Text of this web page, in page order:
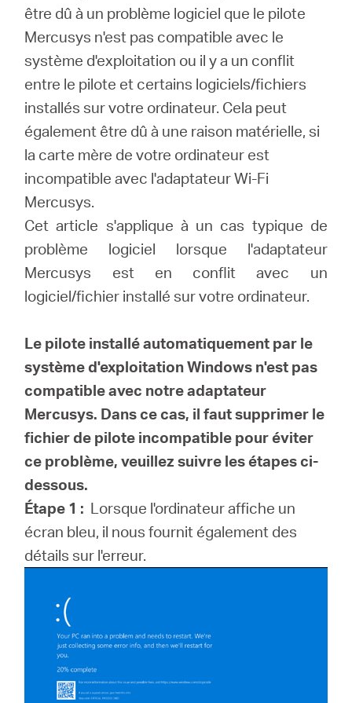
acheter
France
Français
être dû à un problème logiciel que le pilote
Mercusys n'est pas compatible avec le
système d'exploitation ou il y a un conflit
entre le pilote et certains logiciels/fichiers
installés sur votre ordinateur. Cela peut
également être dû à une raison matérielle, si
la carte mère de votre ordinateur est
incompatible avec l'adaptateur Wi-Fi
Mercusys.
Cet article s'applique à un cas typique de
problème logiciel lorsque l'adaptateur
Mercusys est en conflit avec un
logiciel/fichier installé sur votre ordinateur.
Le pilote installé automatiquement par le
système d'exploitation Windows n'est pas
compatible avec notre adaptateur
Mercusys. Dans ce cas, il faut supprimer le
fichier de pilote incompatible pour éviter
ce problème, veuillez suivre les étapes ci-
dessous.
Étape 1 : Lorsque l'ordinateur affiche un
écran bleu, il nous fournit également des
détails sur l'erreur.